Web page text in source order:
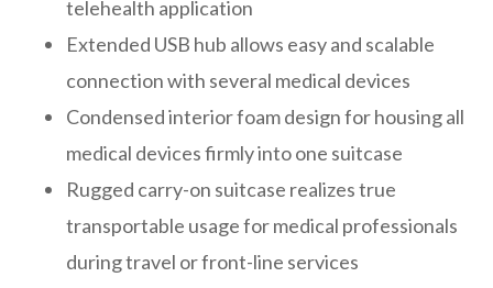
telehealth application
Extended USB hub allows easy and scalable
connection with several medical devices
Condensed interior foam design for housing all
medical devices firmly into one suitcase
Rugged carry-on suitcase realizes true
transportable usage for medical professionals
during travel or front-line services